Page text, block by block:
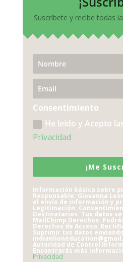
Suscríbete y recibe todas
Consentimiento
He leído y Acepto
Privacidad
¡Me
Información básica sobre
Responsable: Giovanna
el envío de información y
Legitimación:
Destinatarios: Tus datos
MailChimp Derechos:
Derechos de Acceso,
Suprimir tus datos
Autoridad de Control
Encontrarás más
Privacidad